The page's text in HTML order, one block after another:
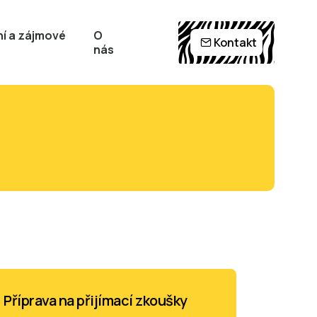
a zájmové
O
nás
Kontakt
Příprava na přijímací zkoušky